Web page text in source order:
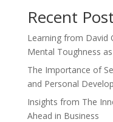
Recent
Learning from David
Mental Toughness
The Importance of
and Personal
Insights from The
Ahead in Business